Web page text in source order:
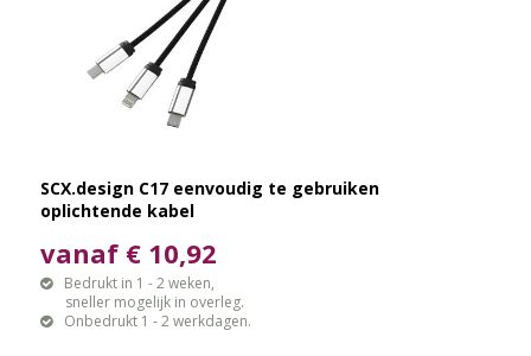
SCX.design C17 eenvoudig te gebruiken
oplichtende kabel
vanaf € 10,92
Bedrukt in 1 - 2 weken,
sneller mogelijk in overleg.
Onbedrukt 1 - 2 werkdagen.